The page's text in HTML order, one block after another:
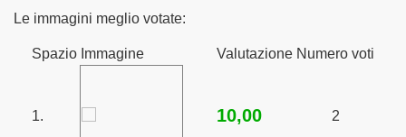
Le immagini meglio votate:
Spazio Immagine Valutazione Numero voti
1. 10,00 2